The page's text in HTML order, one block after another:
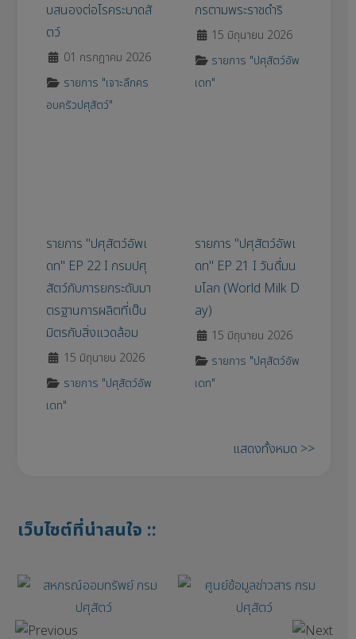
บสนองต่อโรคระบาดสั
ตว์
01 กรกฎาคม 2026
รายการ "เจาะลึกคร
อบครัวปศุสัตว์"
กรตามพระราชดำริ
15 มิถุนายน 2026
รายการ "ปศุสัตว์อัพ
เดท"
รายการ "ปศุสัตว์อัพเ
ดท" EP 22 I กรมปศุ
สัตว์กับการยกระดับมา
ตรฐานการผลิตที่เป็น
มิตรกับสิ่งแวดล้อม
15 มิถุนายน 2026
รายการ "ปศุสัตว์อัพ
เดท"
รายการ "ปศุสัตว์อัพเ
ดท" EP 21 I วันดื่มน
มโลก (World Milk D
ay)
15 มิถุนายน 2026
รายการ "ปศุสัตว์อัพ
เดท"
แสดงทั้งหมด >>
เว็บไซต์ที่น่าสนใจ ::